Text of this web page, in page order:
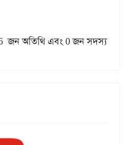
জন অতিথি এবং 0 জন সদস্য